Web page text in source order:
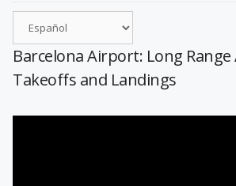
Barcelona Airport: Long
Takeoffs and Landings